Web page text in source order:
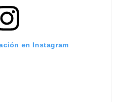
en Instagram